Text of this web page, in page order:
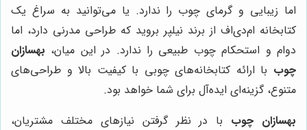
اما زیبایی و گرمای چوب را ندارد. یا می‌توانید به سراغ یک
کتابخانه ام‌دی‌اف از برند نیلپر بروید که طراحی مدرنی دارد، اما
دوام و استحکام چوب طبیعی را ندارد. در این میان، بهسازان
چوب با ارائه کتابخانه‌های چوبی با کیفیت بالا و طراحی‌های
متنوع، گزینه‌ای ایده‌آل برای شما خواهد بود.
بهسازان چوب با در نظر گرفتن نیازهای مختلف مشتریان،